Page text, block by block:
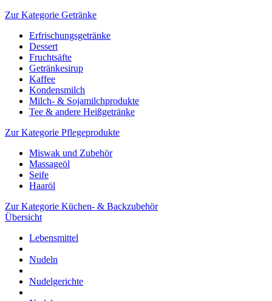
Zur Kategorie Getränke
Erfrischungsgetränke
Dessert
Fruchtsäfte
Getränkesirup
Kaffee
Kondensmilch
Milch- & Sojamilchprodukte
Tee & andere Heißgetränke
Zur Kategorie Pflegeprodukte
Miswak und Zubehör
Massageöl
Seife
Haaröl
Zur Kategorie Küchen- & Backzubehör
Übersicht
Lebensmittel
Nudeln
Nudelgerichte